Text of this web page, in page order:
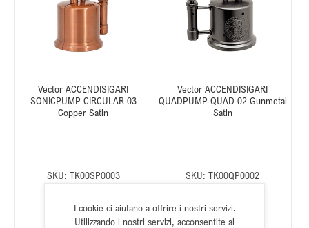
Vector ACCENDISIGARI
SONICPUMP CIRCULAR 03
Copper Satin
SKU: TK00SP0003
Vector ACCENDISIGARI
QUADPUMP QUAD 02 Gunmetal
Satin
SKU: TK00QP0002
I cookie ci aiutano a offrire i nostri servizi.
Utilizzando i nostri servizi, acconsentite al